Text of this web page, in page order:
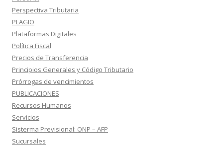
Perspectiva Tributaria
PLAGIO
Plataformas Digitales
Política Fiscal
Precios de Transferencia
Principios Generales y Código Tributario
Prórrogas de vencimientos
PUBLICACIONES
Recursos Humanos
Servicios
Sisterma Previsional: ONP – AFP
Sucursales